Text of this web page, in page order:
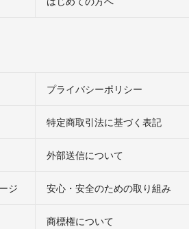
プライバシーポリシー
特定商取引法に基づく表記
外部送信について
ジ 安心・安全のための取り組み
商標権について